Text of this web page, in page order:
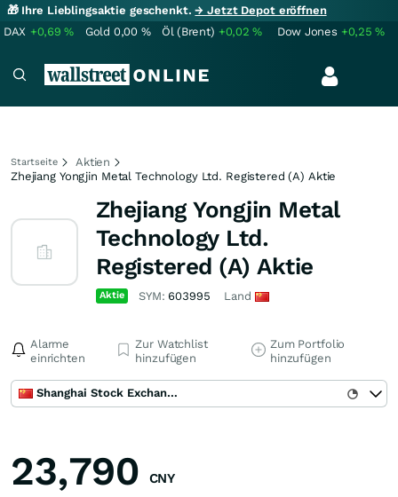
🎁 Ihre Lieblingsaktie geschenkt.→ Jetzt Depot eröffnen
DAX +0,69% Gold 0,00 % Öl (Brent) +0,02% Dow Jones +0,25%
Startseite
Aktien
Zhejiang Yongjin Metal Technology Ltd. Registered (A) Aktie
Zhejiang Yongjin Metal
Technology Ltd.
Registered (A) Aktie
Aktie SYM: 603995 Land
Alarme
einrichten
Zur Watchlist
hinzufügen
Zum Portfolio
hinzufügen
Shanghai Stock Exchange
23,790 CNY